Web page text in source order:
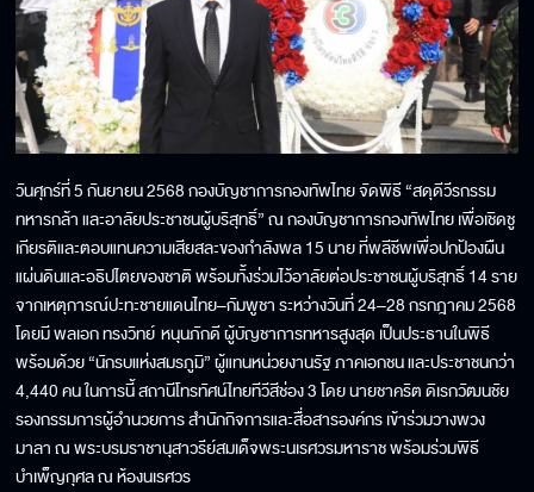
วันศุกร์ที่ 5 กันยายน 2568 กองบัญชาการกองทัพไทย จัดพิธี “สดุดีวีรกรรม
ทหารกล้า และอาลัยประชาชนผู้บริสุทธิ์” ณ กองบัญชาการกองทัพไทย เพื่อเชิดชู
เกียรติและตอบแทนความเสียสละของกำลังพล 15 นาย ที่พลีชีพเพื่อปกป้องผืน
แผ่นดินและอธิปไตยของชาติ พร้อมทั้งร่วมไว้อาลัยต่อประชาชนผู้บริสุทธิ์ 14 ราย
จากเหตุการณ์ปะทะชายแดนไทย–กัมพูชา ระหว่างวันที่ 24–28 กรกฎาคม 2568
โดยมี พลเอก ทรงวิทย์ หนุนภักดี ผู้บัญชาการทหารสูงสุด เป็นประธานในพิธี
พร้อมด้วย “นักรบแห่งสมรภูมิ” ผู้แทนหน่วยงานรัฐ ภาคเอกชน และประชาชนกว่า
4,440 คน ในการนี้ สถานีโทรทัศน์ไทยทีวีสีช่อง 3 โดย นายชาคริต ดิเรกวัฒนชัย
รองกรรมการผู้อำนวยการ สำนักกิจการและสื่อสารองค์กร เข้าร่วมวางพวง
มาลา ณ พระบรมราชานุสาวรีย์สมเด็จพระนเรศวรมหาราช พร้อมร่วมพิธี
บำเพ็ญกุศล ณ ห้องนเรศวร